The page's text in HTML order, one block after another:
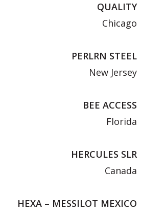
QUALITY
Chicago
PERLRN STEEL
New Jersey
BEE ACCESS
Florida
HERCULES SLR
Canada
HEXA – MESSILOT MEXICO